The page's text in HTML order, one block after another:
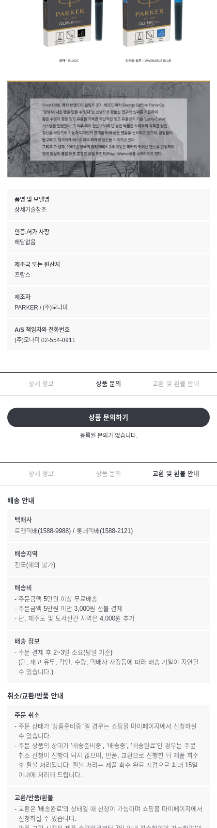
품명 및 모델명
상세기술참조
인증.허가 사항
해당없음
제조국 또는 원산지
프랑스
제조자
PARKER / (주)모나미
A/S 책임자와 전화번호
(주)모나미 02-554-0911
상세 정보 상품 문의 교환 및 환불 안내
상품 문의하기
등록된 문의가 없습니다.
상세 정보 상품 문의 교환 및 환불 안내
배송 안내
택배사
로젠택배(1588-9988) / 롯데택배(1588-2121)
배송지역
전국(해외 불가)
배송비
- 주문금액 5만원 이상 무료배송
- 주문금액 5만원 미만 3,000원 선불 결제
- 단, 제주도 및 도서산간 지역은 4,000원 추가
배송 정보
- 주문 결제 후 2~3일 소요(평일 기준)
(단, 재고 유무, 각인, 수량, 택배사 사정등에 따라 배송 기일이 지연될
수 있습니다.)
취소/교환/반품 안내
주문 취소
- 주문 상태가 '상품준비중 '일 경우는 쇼핑몰 마이페이지에서 신청하실
수 있습니다.
- 주문 상품의 상태가 ‘배송준비중’, ‘배송중’, ‘배송완료’인 경우는 주문
취소 신청이 진행이 되지 않으며, 반품, 교환으로 진행한 뒤 제품 회수
후 환불 처리됩니다. 환불 처리는 제품 회수 완료 시점으로 최대 15일
이내에 처리해 드립니다.
교환/반품/환불
- 교환은 '배송완료'의 상태일 때 신청이 가능하며 쇼핑몰 마이페이지에서
신청하실 수 있습니다.